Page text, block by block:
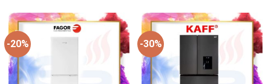
-20% -30%